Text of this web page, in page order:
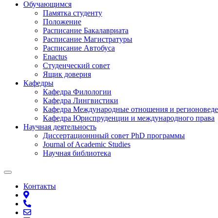
Обучающимся
Памятка студенту
Положение
Расписание Бакалавриата
Расписание Магистратуры
Расписание Автобуса
Enactus
Студенческий совет
Ящик доверия
Кафедры
Кафедра Филологии
Кафедра Лингвистики
Кафедра Международные отношения и
Кафедра Юриспруденции и международного права
Научная деятельность
Диссертационнный совет PhD программы
Journal of Academic Studies
Научная библиотека
Контакты